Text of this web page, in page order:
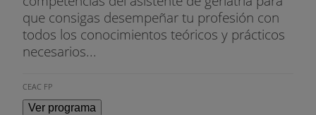
que consigas desempeñar tu profesión con
todos los conocimientos teóricos y prácticos
necesarios...
CEAC FP
Ver programa